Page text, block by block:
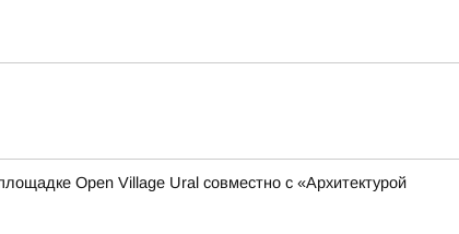
Open Village Ural совместно с «Архитектурой